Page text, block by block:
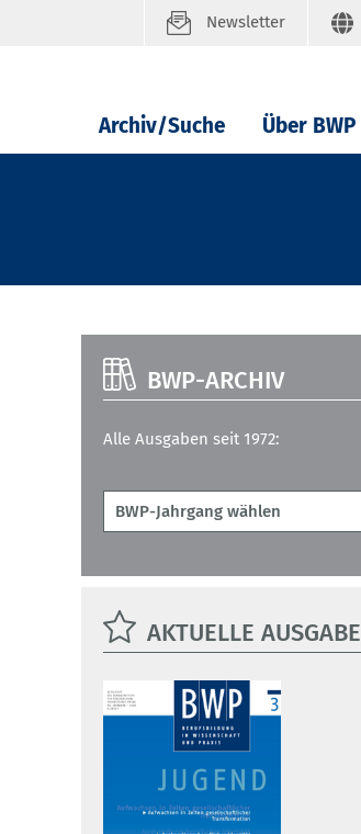
Newsletter
Archiv/Suche Über BWP
BWP-ARCHIV
Alle Ausgaben seit 1972:
AKTUELLE AUSGABE